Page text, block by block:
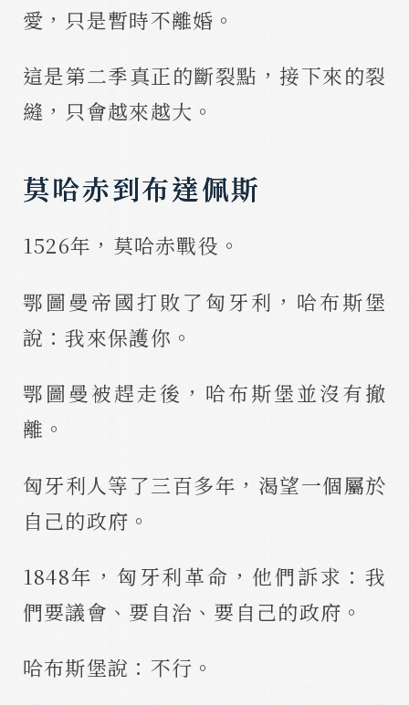
愛，只是暫時不離婚。
這是第二季真正的斷裂點，接下來的裂
縫，只會越來越大。
莫哈赤到布達佩斯
1526年，莫哈赤戰役。
鄂圖曼帝國打敗了匈牙利，哈布斯堡
說：我來保護你。
鄂圖曼被趕走後，哈布斯堡並沒有撤
離。
匈牙利人等了三百多年，渴望一個屬於
自己的政府。
1848年，匈牙利革命，他們訴求：我
們要議會、要自治、要自己的政府。
哈布斯堡說：不行。